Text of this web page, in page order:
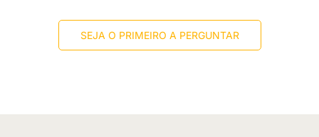
SEJA O PRIMEIRO A PERGUNTAR